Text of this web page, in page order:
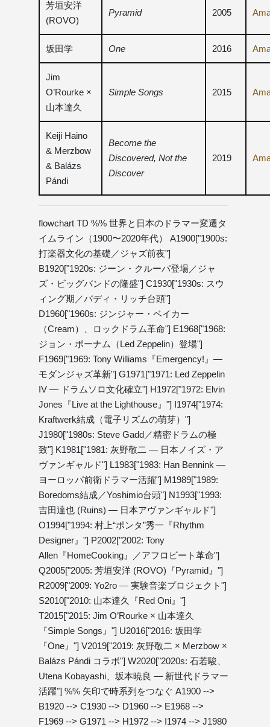
芳垣安洋
(ROVO)
Pyramid 2005
坂田学 One 2016
Jim
O’Rourke ×
山本達久
Simple Songs 2015
Keiji Haino
& Merzbow
& Balázs
Pándi
Become the
Discovered, Not the
Discover
2019
flowchart TD %% 世界と日本のドラマー変遷タ
イムライン（1900〜2020年代） A1900["1900s:
打楽器文化の基礎／ジャズ前夜"]
B1920["1920s: ジーン・クルーパ登場／ジャ
ズ・ビッグバンドの隆盛"] C1930["1930s: スウ
ィング期／バディ・リッチ台頭"]
D1960["1960s: ジンジャー・ベイカー
（Cream）、ロックドラム革命"] E1968["1968:
ジョン・ボーナム（Led Zeppelin）登場"]
F1969["1969: Tony Williams『Emergency!』—
モダンジャズ革新"] G1971["1971: Led Zeppelin
IV — ドラムソロ文化確立"] H1972["1972: Elvin
Jones『Live at the Lighthouse』"] I1974["1974:
Kraftwerk結成（電子リズムの萌芽）"]
J1980["1980s: Steve Gadd／精密ドラムの極
致"] K1981["1981: 灰野敬二 — 日本ノイズ・ア
ヴァンギャルド"] L1983["1983: Han Bennink —
ヨーロッパ前衛ドラマー活躍"] M1989["1989:
Boredoms結成／Yoshimio台頭"] N1993["1993:
吉田達也 (Ruins) — 日本アヴァンギャルド"]
O1994["1994: 村上“ポンタ”秀一『Rhythm
Designer』"] P2002["2002: Tony
Allen『HomeCooking』／アフロビート革命"]
Q2005["2005: 芳垣安洋 (ROVO)『Pyramid』"]
R2009["2009: Yo2ro — 実験音楽プロジェクト"]
S2010["2010: 山本達久『Red Oni』"]
T2015["2015: Jim O’Rourke × 山本達久
『Simple Songs』"] U2016["2016: 坂田学
『One』"] V2019["2019: 灰野敬二 × Merzbow ×
Balázs Pándi コラボ"] W2020["2020s: 石若駿、
Utena Kobayashi、坂本暁良 — 新世代ドラマー
活躍"] %% 矢印で時系列をつなぐ A1900 -->
B1920 --> C1930 --> D1960 --> E1968 -->
F1969 --> G1971 --> H1972 --> I1974 --> J1980